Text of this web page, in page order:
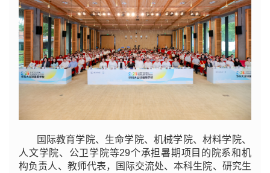
国际教育学院、生命学院、机械学院、材料学院、
人文学院、公卫学院等29个承担暑期项目的院系和机
构负责人、教师代表，国际交流处、本科生院、研究生